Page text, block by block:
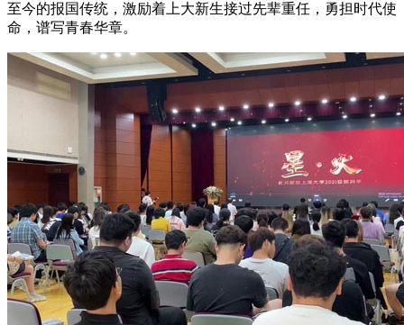
至今的报国传统，激励着上大新生接过先辈重任，勇担时代使
命，谱写青春华章。